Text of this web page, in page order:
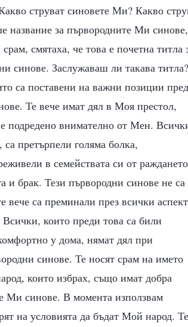
струват синовете Ми? Какво
за първородните Ми синове,
смятаха, че това е почетна титла
синове. Заслужаваш ли такава титла?
са поставени на важни позиции пред
Те вече имат дял в Моя престол,
подредено внимателно от Мен.
претърпели голяма болка,
в семействата си от раждането
и брак. Тези първородни синове не са
вече са преминали през всички
които преди това са били
у дома, нямат дял при
синове. Те носят срам на името
които избрах, също имат добра
Ми синове. В момента използвам
на условията да бъдат Мой народ. Те